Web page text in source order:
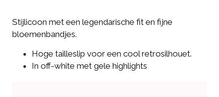
Stijlicoon met een legendarische fit en fijne
bloemenbandjes.
Hoge tailleslip voor een cool retrosilhouet.
In off-white met gele highlights